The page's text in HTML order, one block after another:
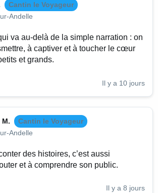
Cantin le Voyageur
Andelle
va au-delà de la simple narration : on
à captiver et à toucher le cœur
et grands.
Il y a 10 jours
Cantin le Voyageur
Andelle
des histoires, c’est aussi
et à comprendre son public.
Il y a 8 jours